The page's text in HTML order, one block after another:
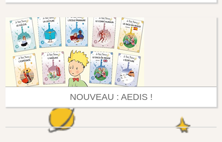
NOUVEAU : AEDIS !